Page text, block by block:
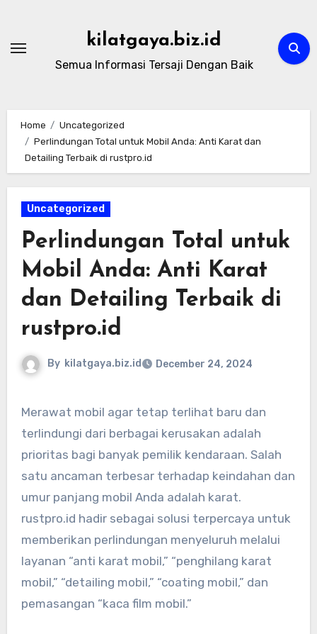
content
kilatgaya.biz.id
Semua Informasi Tersaji Dengan Baik
Home
Uncategorized
Perlindungan Total untuk Mobil Anda: Anti Karat dan
Detailing Terbaik di rustpro.id
Uncategorized
Perlindungan Total untuk
Mobil Anda: Anti Karat
dan Detailing Terbaik di
rustpro.id
By kilatgaya.biz.id December 24, 2024
Merawat mobil agar tetap terlihat baru dan
terlindungi dari berbagai kerusakan adalah
prioritas bagi banyak pemilik kendaraan. Salah
satu ancaman terbesar terhadap keindahan dan
umur panjang mobil Anda adalah karat.
rustpro.id hadir sebagai solusi terpercaya untuk
memberikan perlindungan menyeluruh melalui
layanan “anti karat mobil,” “penghilang karat
mobil,” “detailing mobil,” “coating mobil,” dan
pemasangan “kaca film mobil.”